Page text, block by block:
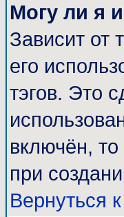
Могу ли я
Зависит от
его
тэгов. Это
включён,
при
Вернуться